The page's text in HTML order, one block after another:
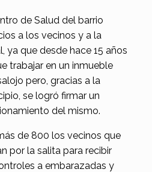
de Salud del barrio
a los vecinos y a la
ya que desde hace 15 años
trabajar en un inmueble
pero, gracias a la
se logró firmar un
del mismo.
de 800 los vecinos que
por la salita para recibir
a embarazadas y